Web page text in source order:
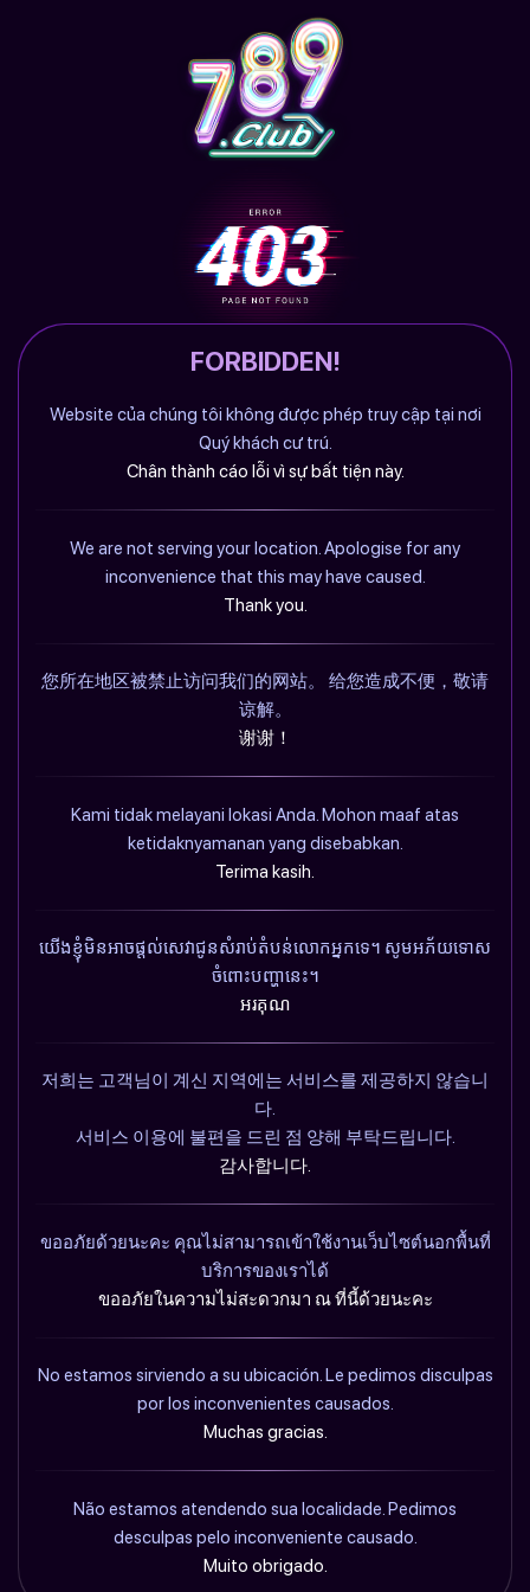
FORBIDDEN!
Website của chúng tôi không được phép truy cập tại nơi
Quý khách cư trú.
Chân thành cáo lỗi vì sự bất tiện này.
We are not serving your location. Apologise for any
inconvenience that this may have caused.
Thank you.
您所在地区被禁止访问我们的网站。 给您造成不便，敬请
谅解。
谢谢！
Kami tidak melayani lokasi Anda. Mohon maaf atas
ketidaknyamanan yang disebabkan.
Terima kasih.
យើងខ្ញុំមិនអាចផ្តល់សេវាជូនសំរាប់តំបន់លោកអ្នកទេ។ សូមអភ័យទោស
ចំពោះបញ្ហានេះ។
អរគុណ
저희는 고객님이 계신 지역에는 서비스를 제공하지 않습니
다.
서비스 이용에 불편을 드린 점 양해 부탁드립니다.
감사합니다.
ขออภัยด้วยนะคะ คุณไม่สามารถเข้าใช้งานเว็บไซต์นอกพื้นที่
บริการของเราได้
ขออภัยในความไม่สะดวกมา ณ ที่นี้ด้วยนะคะ
No estamos sirviendo a su ubicación. Le pedimos disculpas
por los inconvenientes causados.
Muchas gracias.
Não estamos atendendo sua localidade. Pedimos
desculpas pelo inconveniente causado.
Muito obrigado.